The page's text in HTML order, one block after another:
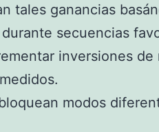
tales ganancias
secuencias
inversiones
modos